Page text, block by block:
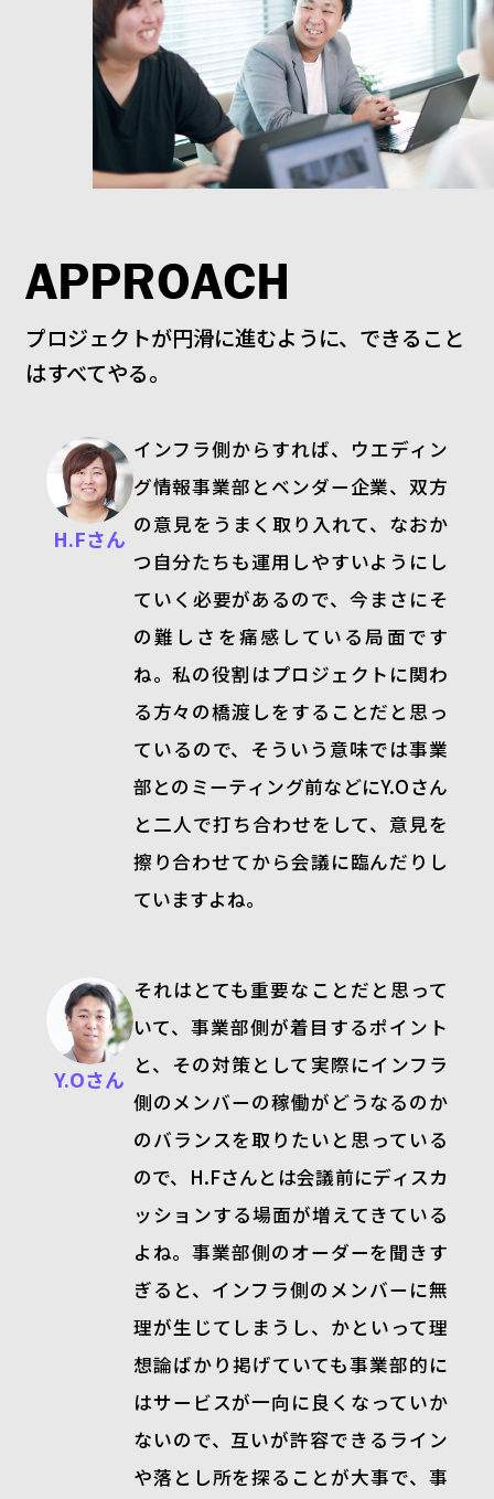
APPROACH
プロジェクトが円滑に進むように、できること
はすべてやる。
H.Fさん
インフラ側からすれば、ウエディン
グ情報事業部とベンダー企業、双方
の意見をうまく取り入れて、なおか
つ自分たちも運用しやすいようにし
ていく必要があるので、今まさにそ
の難しさを痛感している局面です
ね。私の役割はプロジェクトに関わ
る方々の橋渡しをすることだと思っ
ているので、そういう意味では事業
部とのミーティング前などにY.Oさん
と二人で打ち合わせをして、意見を
擦り合わせてから会議に臨んだりし
ていますよね。
Y.Oさん
それはとても重要なことだと思って
いて、事業部側が着目するポイント
と、その対策として実際にインフラ
側のメンバーの稼働がどうなるのか
のバランスを取りたいと思っている
ので、
H.Fさんとは会議前にディスカ
ッションする場面が増えてきている
よね。事業部側のオーダーを聞きす
ぎると、インフラ側のメンバーに無
理が生じてしまうし、かといって理
想論ばかり掲げていても事業部的に
はサービスが一向に良くなっていか
ないので、互いが許容できるライン
や落とし所を探ることが大事で、事